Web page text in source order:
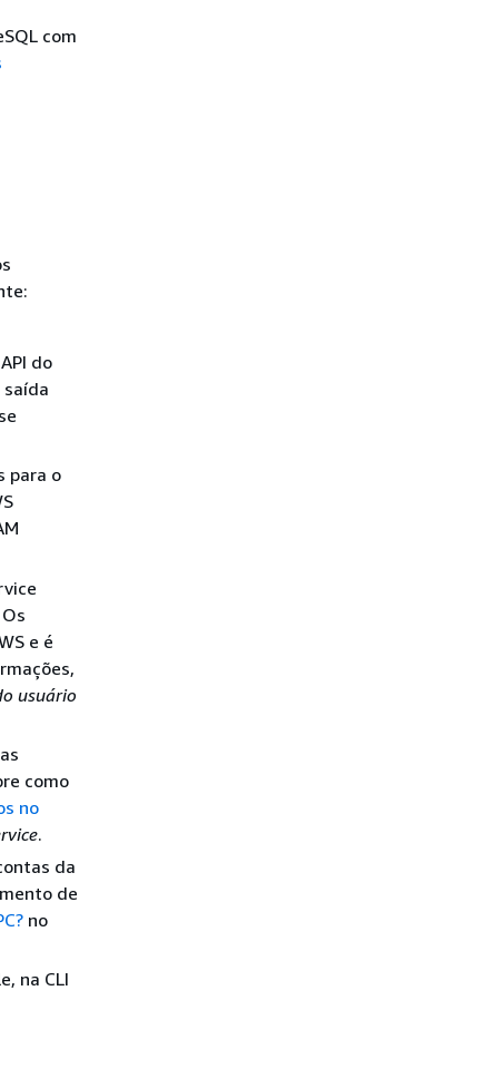
com
do
para o
e é
usuário
como
no
.
da
de
no
na CLI